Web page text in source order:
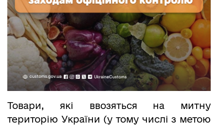
Товари, які ввозяться на митну
територію України (у тому числі з метою